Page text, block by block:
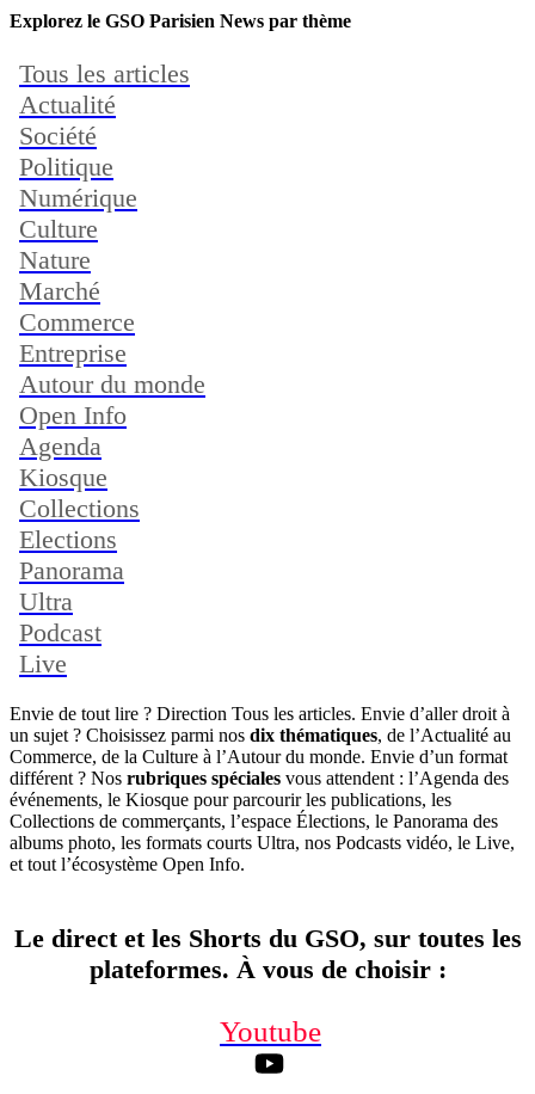
Explorez le GSO Parisien News par thème
Tous les articles
Actualité
Société
Politique
Numérique
Culture
Nature
Marché
Commerce
Entreprise
Autour du monde
Open Info
Agenda
Kiosque
Collections
Elections
Panorama
Ultra
Podcast
Live
Envie de tout lire ? Direction Tous les articles. Envie d’aller droit à
un sujet ? Choisissez parmi nos dix thématiques, de l’Actualité au
Commerce, de la Culture à l’Autour du monde. Envie d’un format
différent ? Nos rubriques spéciales vous attendent : l’Agenda des
événements, le Kiosque pour parcourir les publications, les
Collections de commerçants, l’espace Élections, le Panorama des
albums photo, les formats courts Ultra, nos Podcasts vidéo, le Live,
et tout l’écosystème Open Info.
Le direct et les Shorts du GSO, sur toutes les
plateformes. À vous de choisir:
Youtube